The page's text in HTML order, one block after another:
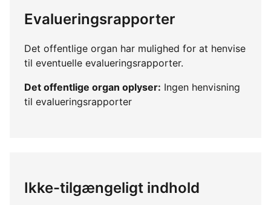
Evalueringsrapporter
Det offentlige organ har mulighed for at henvise
til eventuelle evalueringsrapporter.
Det offentlige organ oplyser: Ingen henvisning
til evalueringsrapporter
Ikke-tilgængeligt indhold